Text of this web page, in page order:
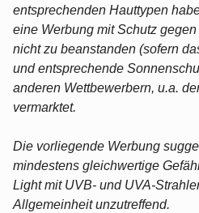
entsprechenden Hauttypen
eine Werbung mit Schutz
nicht zu beanstanden (sofern
und entsprechende
anderen Wettbewerbern, u.a.
vermarktet.
Die vorliegende Werbung
mindestens gleichwertige
Light mit UVB- und UVA-
Allgemeinheit unzutreffend.